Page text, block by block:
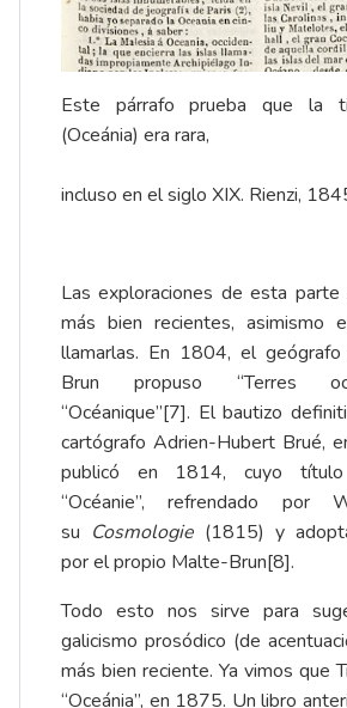
Este párrafo prueba que la
(Oceánia) era rara,
incluso en el siglo XIX. Rienzi,
Las exploraciones de esta
más bien recientes, asimismo
llamarlas. En 1804, el
Brun propuso “Terres
“Océanique”[7]. El bautizo
cartógrafo Adrien-Hubert Brué,
publicó en 1814, cuyo
“Océanie”, refrendado por
su Cosmologie (1815) y
por el propio Malte-Brun[8].
Todo esto nos sirve para
galicismo prosódico (de
más bien reciente. Ya vimos que
“Oceánia”, en 1875. Un libro